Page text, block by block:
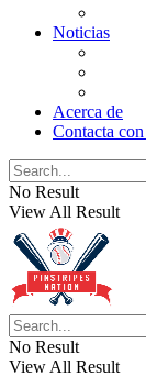
Noticias
Acerca de
Contacta
No Result
View All Result
No Result
View All Result